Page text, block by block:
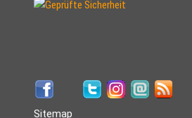
Sitemap